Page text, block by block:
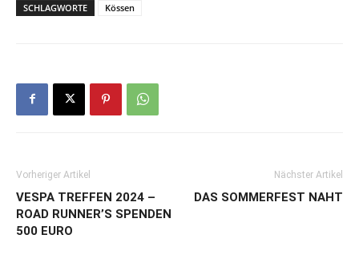
SCHLAGWORTE Kössen
Vorheriger Artikel
VESPA TREFFEN 2024 –
ROAD RUNNER’S SPENDEN
500 EURO
Nächster Artikel
DAS SOMMERFEST NAHT